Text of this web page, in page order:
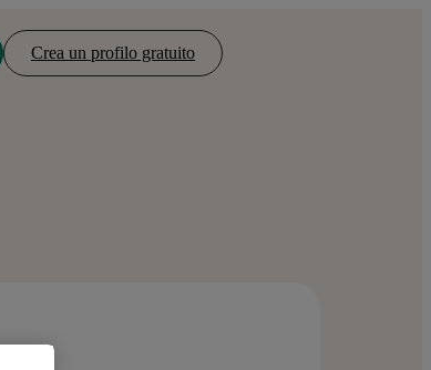
Crea un profilo gratuito